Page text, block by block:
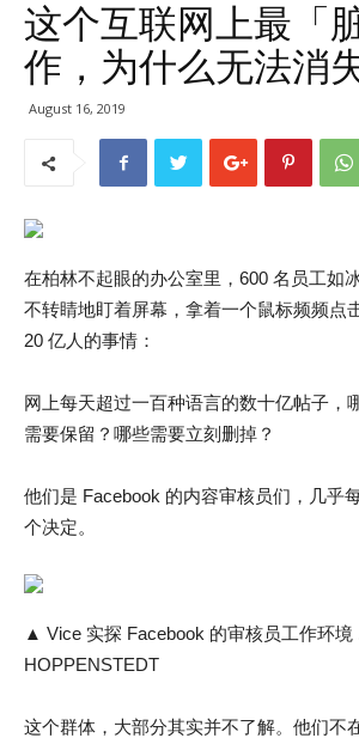
这个互联网上最「
作，为什么无法消
August 16, 2019
在柏林不起眼的办公室里，600 名员工如
不转睛地盯着屏幕，拿着一个鼠标频频点
20 亿人的事情：
网上每天超过一百种语言的数十亿帖子，
需要保留？哪些需要立刻删掉？
他们是 Facebook 的内容审核员们，几乎
个决定。
▲ Vice 实探 Facebook 的审核员工作环境
HOPPENSTEDT
这个群体，大部分其实并不了解。他们不